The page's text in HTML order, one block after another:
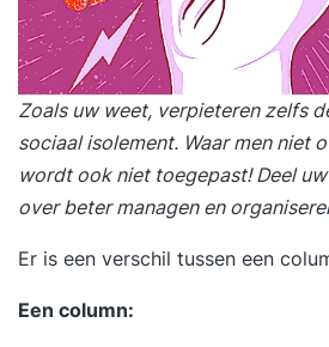
Zoals uw weet, verpieteren zelfs
sociaal isolement. Waar men niet
wordt ook niet toegepast! Deel
over beter managen en
Er is een verschil tussen een
Een column: